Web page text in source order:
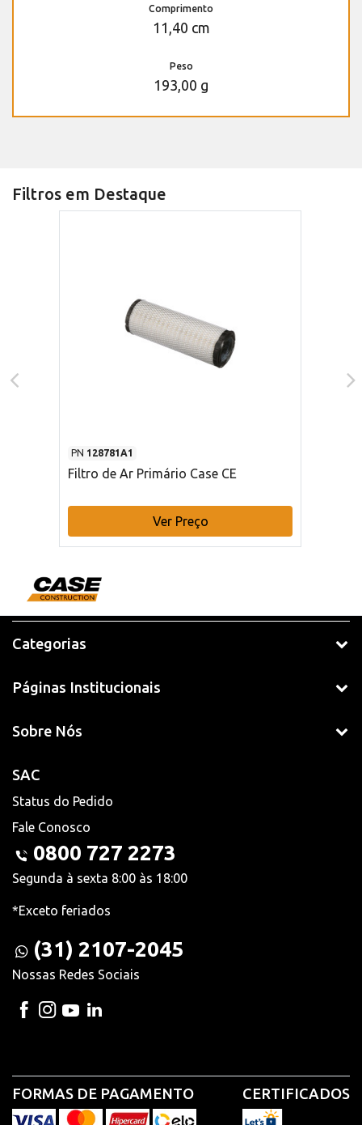
Comprimento
11,40 cm
Peso
193,00 g
Filtros em Destaque
PN 128781A1
Filtro de Ar Primário Case CE
Ver Preço
Categorias
Páginas Institucionais
Sobre Nós
SAC
Status do Pedido
Fale Conosco
0800 727 2273
Segunda à sexta 8:00 às 18:00
*Exceto feriados
(31) 2107-2045
Nossas Redes Sociais
FORMAS DE PAGAMENTO CERTIFICADOS